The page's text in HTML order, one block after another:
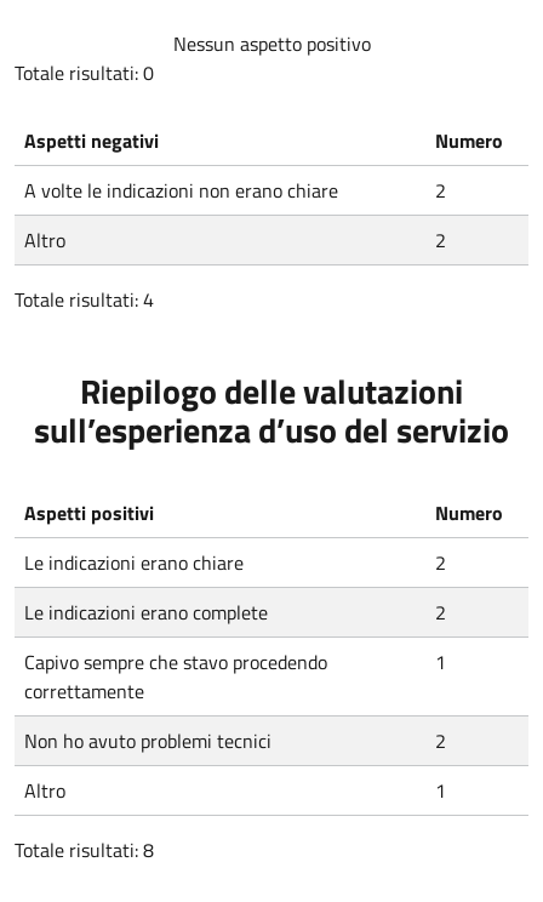
Nessun aspetto positivo
Totale risultati: 0
Aspetti negativi
Numero
A volte le indicazioni non erano chiare
2
Altro
2
Totale risultati: 4
Riepilogo delle valutazioni
sull’esperienza d’uso del servizio
Aspetti positivi
Numero
Le indicazioni erano chiare
2
Le indicazioni erano complete
2
Capivo sempre che stavo procedendo
correttamente
1
Non ho avuto problemi tecnici
2
Altro
1
Totale risultati: 8